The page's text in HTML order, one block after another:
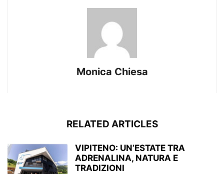
Monica Chiesa
RELATED ARTICLES
VIPITENO: UN’ESTATE TRA
ADRENALINA, NATURA E
TRADIZIONI